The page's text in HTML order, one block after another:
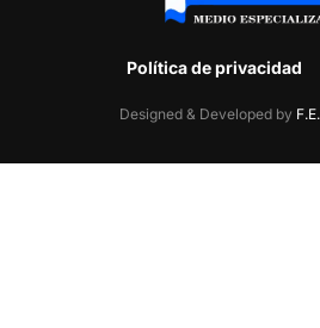
Política de privacidad
Designed & Developed by